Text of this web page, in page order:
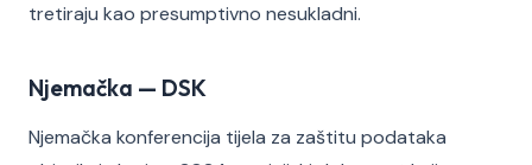
tretiraju kao presumptivno nesukladni.
Njemačka — DSK
Njemačka konferencija tijela za zaštitu podataka